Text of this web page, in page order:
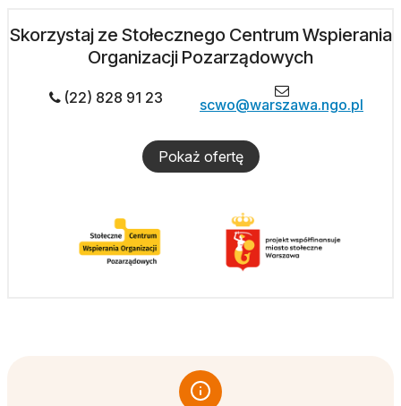
Skorzystaj ze Stołecznego Centrum Wspierania
Organizacji Pozarządowych
(22) 828 91 23 scwo@warszawa.ngo.pl
Pokaż ofertę